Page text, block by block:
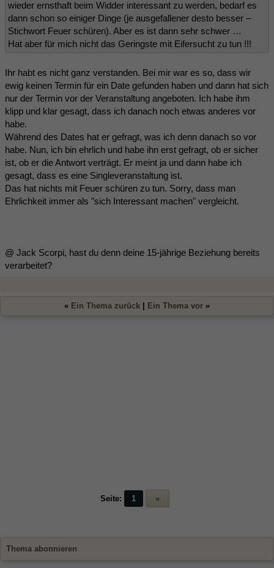
wieder ernsthaft beim Widder interessant zu werden, bedarf es
dann schon so einiger Dinge (je ausgefallener desto besser –
Stichwort Feuer schüren). Aber es ist dann sehr schwer …
Hat aber für mich nicht das Geringste mit Eifersucht zu tun !!!
Ihr habt es nicht ganz verstanden. Bei mir war es so, dass wir
ewig keinen Termin für ein Date gefunden haben und dann hat sich
nur der Termin vor der Veranstaltung angeboten. Ich habe ihm
klipp und klar gesagt, dass ich danach noch etwas anderes vor
habe.
Während des Dates hat er gefragt, was ich denn danach so vor
habe. Nun, ich bin ehrlich und habe ihn erst gefragt, ob er sicher
ist, ob er die Antwort verträgt. Er meint ja und dann habe ich
gesagt, dass es eine Singleveranstaltung ist.
Das hat nichts mit Feuer schüren zu tun. Sorry, dass man
Ehrlichkeit immer als "sich Interessant machen" vergleicht.
@ Jack Scorpi, hast du denn deine 15-jährige Beziehung bereits
verarbeitet?
« Ein Thema zurück Ein Thema vor »
Seite: 1 »
Thema abonnieren